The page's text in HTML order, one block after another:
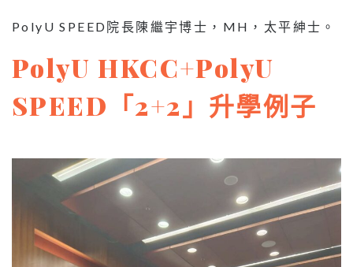
PolyU SPEED院長陳繼宇博士，MH，太平紳士。
PolyU HKCC+PolyU
SPEED「2+2」升學例子